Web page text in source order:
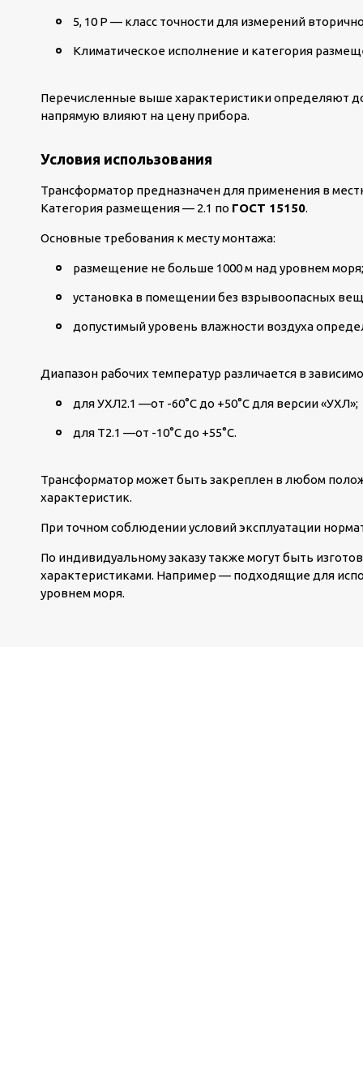
5, 10 Р — класс точности для измерений
Климатическое исполнение и категория
Перечисленные выше характеристики определяют
напрямую влияют на цену прибора.
Условия использования
Трансформатор предназначен для применения в
Категория размещения — 2.1 по ГОСТ 15150.
Основные требования к месту монтажа:
размещение не больше 1000 м над уровнем моря;
установка в помещении без взрывоопасных
допустимый уровень влажности воздуха
Диапазон рабочих температур различается в
для УХЛ2.1 —от -60°С до +50°С для версии «УХЛ»;
для Т2.1 —от -10°С до +55°С.
Трансформатор может быть закреплен в любом
характеристик.
При точном соблюдении условий эксплуатации
По индивидуальному заказу также могут быть
характеристиками. Например — подходящие для
уровнем моря.